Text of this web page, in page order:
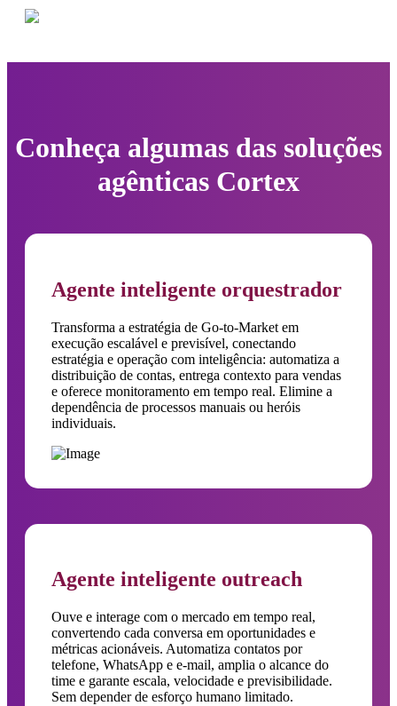
Conheça algumas das soluções
agênticas Cortex
Agente inteligente orquestrador
Transforma a estratégia de Go-to-Market em
execução escalável e previsível, conectando
estratégia e operação com inteligência: automatiza a
distribuição de contas, entrega contexto para vendas
e oferece monitoramento em tempo real. Elimine a
dependência de processos manuais ou heróis
individuais.
Agente inteligente outreach
Ouve e interage com o mercado em tempo real,
convertendo cada conversa em oportunidades e
métricas acionáveis. Automatiza contatos por
telefone, WhatsApp e e-mail, amplia o alcance do
time e garante escala, velocidade e previsibilidade.
Sem depender de esforço humano limitado.